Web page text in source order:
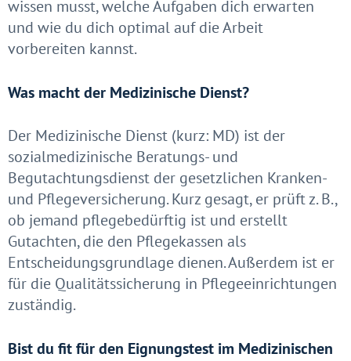
wissen musst, welche Aufgaben dich erwarten
und wie du dich optimal auf die Arbeit
vorbereiten kannst.
Was macht der Medizinische Dienst?
Der Medizinische Dienst (kurz: MD) ist der
sozialmedizinische Beratungs- und
Begutachtungsdienst der gesetzlichen Kranken-
und Pflegeversicherung. Kurz gesagt, er prüft z. B.,
ob jemand pflegebedürftig ist und erstellt
Gutachten, die den Pflegekassen als
Entscheidungsgrundlage dienen. Außerdem ist er
für die Qualitätssicherung in Pflegeeinrichtungen
zuständig.
Bist du fit für den Eignungstest im Medizinischen